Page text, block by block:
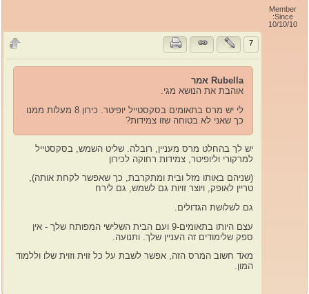
Member
Since:
10/10/10
7
Rubella אמר
אוהבת את הנושא מגי.
לי יש מרס בתאומים בסקסטייל יופיטר. כירון 8 מעלות ממנו
כך שאני לא בטוחה שזו צמידות?
יש לך בהחלט מרס מעניין, רובלה. שליט השמש, בסקסטייל
למרקורי וליופיטר, צמידות רחוקה לכירון
(שניהם באותו מזל ובית ומתקרבת, כך שאפשר לקחת אותה),
טריין לאופק, ויוצר זויות גם לשמש, גם לירח
גם לשלושת הגדולים.
עצם היותו בתאומים-9 ועם הבית השלישי המפותח שלך - אין
ספק שלימודים זה העניין שלך. ותנועה.
מאד חשוב המרס הזה, אפשר לשבת על כל זוית וזוית שלו וללמוד
המון.